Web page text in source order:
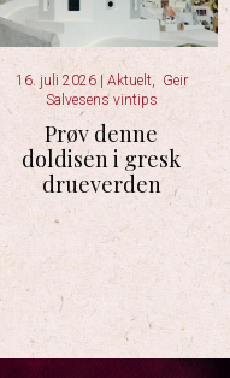
16. juli 2026 Aktuelt, Geir
Salvesens vintips
Prøv denne
doldisen i gresk
drueverden